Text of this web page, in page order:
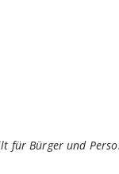
für Bürger und